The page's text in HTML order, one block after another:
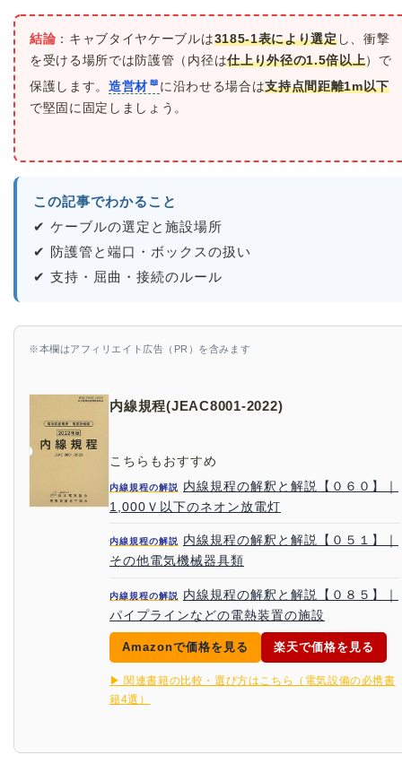
結論 ：キャブタイヤケーブルは3185-1表により選定し、衝撃
を受ける場所では防護管（内径は仕上り外径の1.5倍以上）で
保護します。造営材 に沿わせる場合は支持点間距離1m以下
で堅固に固定しましょう。
この記事でわかること
✔ ケーブルの選定と施設場所
✔ 防護管と端口・ボックスの扱い
✔ 支持・屈曲・接続のルール
※本欄はアフィリエイト広告（PR）を含みます
内線規程(JEAC8001-2022)
こちらもおすすめ
内線規程の解説
内線規程の解釈と解説【０６０】｜
1,000Ｖ以下のネオン放電灯
内線規程の解説 内線規程の解釈と解説【０５１】｜
その他電気機械器具類
内線規程の解説
内線規程の解釈と解説【０８５】｜
パイプラインなどの電熱装置の施設
Amazonで価格を見る 楽天で価格を見る
▶ 関連書籍の比較・選び方はこちら（電気設備の必携書
籍4選）